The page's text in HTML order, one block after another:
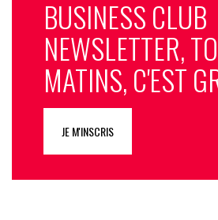
BUSINESS CLUB
NEWSLETTER,
MATINS, C'EST
JE M'INSCRIS